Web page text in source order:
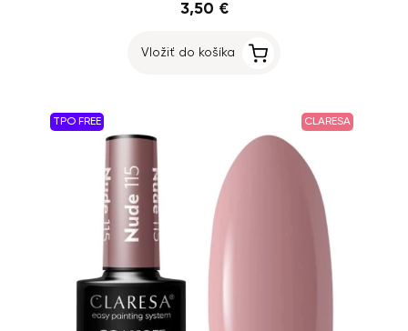
3,50 €
Vložiť do košíka
TPO FREE CLARESA